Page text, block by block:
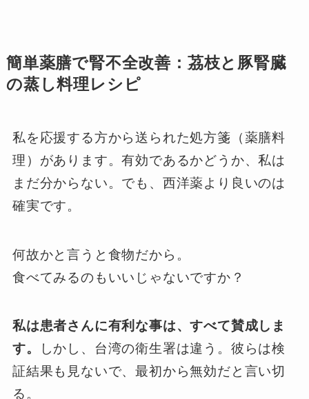
簡単薬膳で腎不全改善：茘枝と豚腎臓
の蒸し料理レシピ
私を応援する方から送られた処方箋（薬膳料
理）があります。有効であるかどうか、私は
まだ分からない。でも、西洋薬より良いのは
確実です。
何故かと言うと食物だから。
食べてみるのもいいじゃないですか？
私は患者さんに有利な事は、すべて賛成しま
す。
しかし、台湾の衛生署は違う。彼らは検
証結果も見ないで、最初から無効だと言い切
る。